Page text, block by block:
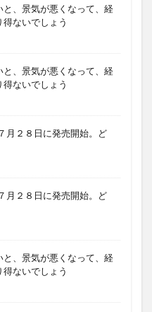
と、景気が悪くなって、経
ないでしょう
と、景気が悪くなって、経
ないでしょう
月２８日に発売開始。ど
月２８日に発売開始。ど
と、景気が悪くなって、経
ないでしょう